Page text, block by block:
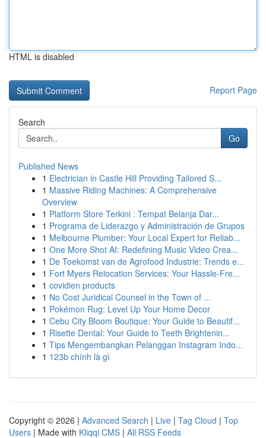
HTML is disabled
Report Page
Search
Go
Published News
1 Electrician in Castle Hill Providing Tailored S...
1 Massive Riding Machines: A Comprehensive
Overview
1 Platform Store Terkini : Tempat Belanja Dar...
1 Programa de Liderazgo y Administración de Grupos
1 Melbourne Plumber: Your Local Expert for Reliab...
1 One More Shot AI: Redefining Music Video Crea...
1 De Toekomst van de Agrofood Industrie: Trends e...
1 Fort Myers Relocation Services: Your Hassle-Fre...
1 covidien products
1 No Cost Juridical Counsel in the Town of ...
1 Pokémon Rug: Level Up Your Home Decor
1 Cebu City Bloom Boutique: Your Guide to Beautif...
1 Risette Dental: Your Guide to Teeth Brightenin...
1 Tips Mengembangkan Pelanggan Instagram Indo...
1 123b chính là gì
Copyright © 2026 | Advanced Search | Live | Tag Cloud | Top
Users | Made with Kliqqi CMS | All RSS Feeds